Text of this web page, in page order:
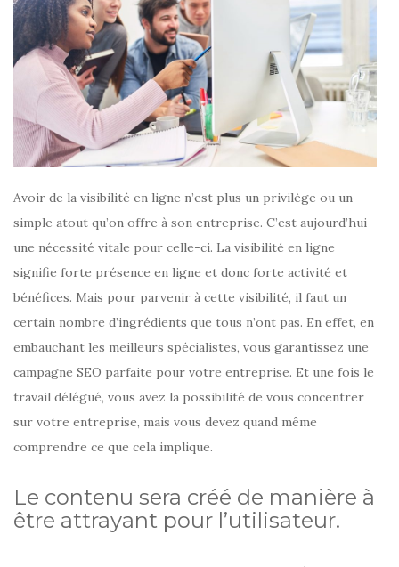
Avoir de la visibilité en ligne n’est plus un privilège ou un
simple atout qu’on offre à son entreprise. C’est aujourd’hui
une nécessité vitale pour celle-ci. La visibilité en ligne
signifie forte présence en ligne et donc forte activité et
bénéfices. Mais pour parvenir à cette visibilité, il faut un
certain nombre d’ingrédients que tous n’ont pas. En effet, en
embauchant les meilleurs spécialistes, vous garantissez une
campagne SEO parfaite pour votre entreprise. Et une fois le
travail délégué, vous avez la possibilité de vous concentrer
sur votre entreprise, mais vous devez quand même
comprendre ce que cela implique.
Le contenu sera créé de manière à
être attrayant pour l’utilisateur.